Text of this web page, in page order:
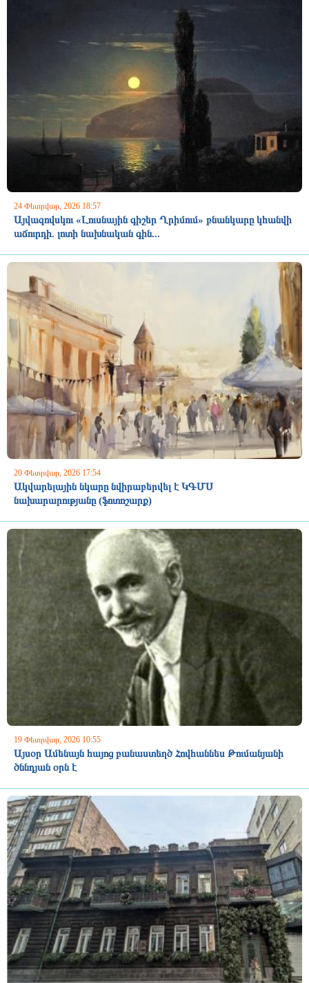
24 Փետրվար, 2026 18:57
Այվազովսկու «Լուսնային գիշեր Ղրիմում» բնանկարը կհանվի
աճուրդի. լոտի նախնական գին...
20 Փետրվար, 2026 17:54
Ակվարելային նկարը նվիրաբերվել է ԿԳՄՍ
նախարարությանը (ֆոտոշարք)
19 Փետրվար, 2026 10:55
Այսօր Ամենայն հայոց բանաստեղծ Հովհաննես Թումանյանի
ծննդյան օրն է